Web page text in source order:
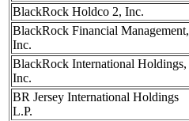
BlackRock Holdco 2, Inc.
BlackRock Financial Management,
Inc.
BlackRock International Holdings,
Inc.
BR Jersey International Holdings
L.P.